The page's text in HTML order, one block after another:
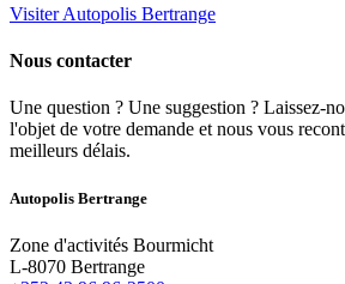
Visiter Autopolis Bertrange
Nous contacter
Une question ? Une suggestion ? Laissez-
l'objet de votre demande et nous vous
meilleurs délais.
Autopolis Bertrange
Zone d'activités Bourmicht
L-8070 Bertrange